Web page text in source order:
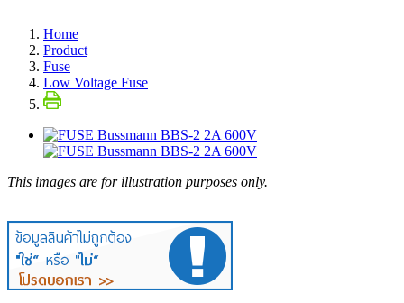
Home
Product
Fuse
Low Voltage Fuse
This images are for illustration purposes only.